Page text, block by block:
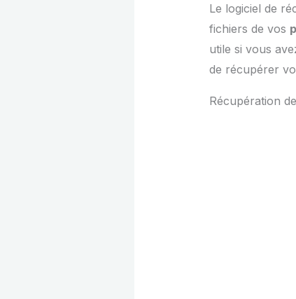
Le logiciel de
fichiers de vos
utile si vous
de récupérer
Récupération